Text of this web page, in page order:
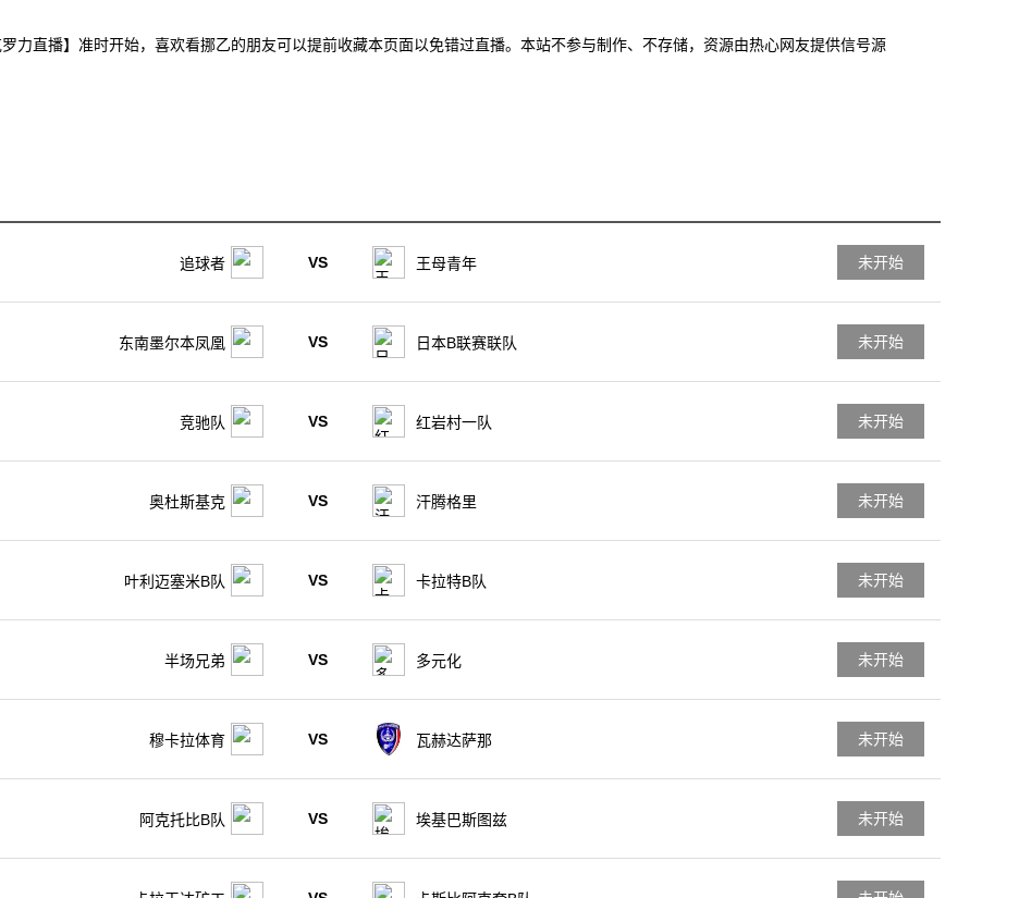
力直播】准时开始，喜欢看挪乙的朋友可以提前收藏本页面以免错过直播。本站不参与制作、不存储，资源由热心网友提供信号源
追球者 VS 王母青年 未开始
东南墨尔本凤凰 VS 日本B联赛联队 未开始
竞驰队 VS 红岩村一队 未开始
奥杜斯基克 VS 汗腾格里 未开始
叶利迈塞米B队 VS 卡拉特B队 未开始
半场兄弟 VS 多元化 未开始
穆卡拉体育 VS 瓦赫达萨那 未开始
阿克托比B队 VS 埃基巴斯图兹 未开始